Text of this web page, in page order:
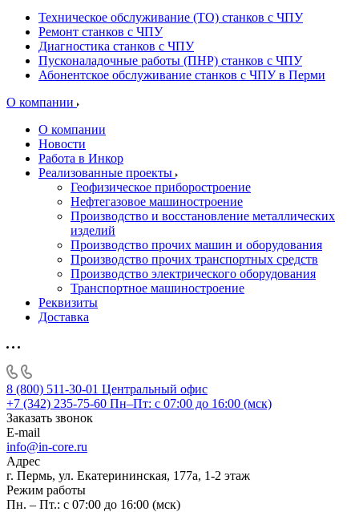
Техническое обслуживание (ТО) станков с ЧПУ
Ремонт станков с ЧПУ
Диагностика станков с ЧПУ
Пусконаладочные работы (ПНР) станков с ЧПУ
Абонентское обслуживание станков с ЧПУ в Перми
О компании
О компании
Новости
Работа в Инкор
Реализованные проекты
Геофизическое приборостроение
Нефтегазовое машиностроение
Производство и восстановление металлических
изделий
Производство прочих машин и оборудования
Производство прочих транспортных средств
Производство электрического оборудования
Транспортное машиностроение
Реквизиты
Доставка
8 (800) 511-30-01 Центральный офис
+7 (342) 235-75-60 Пн–Пт: с 07:00 до 16:00 (мск)
Заказать звонок
E-mail
info@in-core.ru
Адрес
г. Пермь, ул. ​Екатерининская, 177а, ​1-2 этаж
Режим работы
Пн. – Пт.: с 07:00 до 16:00 (мск)